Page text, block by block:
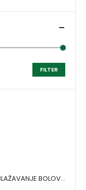
FILTER
TIGROVA MAST ZA UBLAŽAVANJE BOLOVA I ZAGRIJAVANJE MIŠIĆA